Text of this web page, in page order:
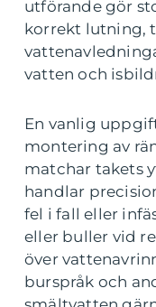
utförande gör
korrekt lutning,
vatten och
En vanlig
montering av
matchar takets
handlar
fel i fall eller
eller buller vid
över
burspråk och